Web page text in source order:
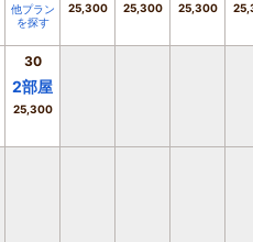
他プラン
を探す
25,300 25,300 25,300
30
2部屋
25,300